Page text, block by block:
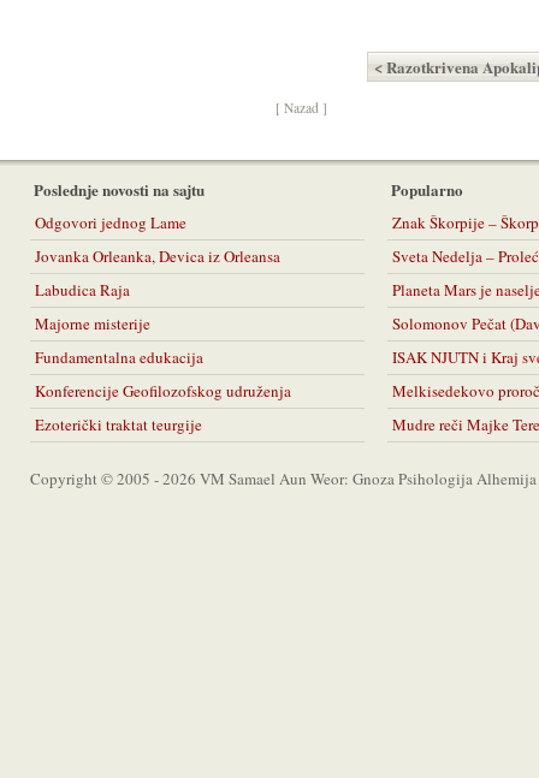
< Razotkrivena
[ Nazad ]
Poslednje novosti na sajtu
Odgovori jednog Lame
Jovanka Orleanka, Devica iz Orleansa
Labudica Raja
Majorne misterije
Fundamentalna edukacija
Konferencije Geofilozofskog udruženja
Ezoterički traktat teurgije
Popularno
Znak Škorpije –
Sveta Nedelja –
Planeta Mars je
Solomonov Pečat
ISAK NJUTN i Kraj
Melkisedekovo
Mudre reči Majke
Copyright © 2005 - 2026 VM Samael Aun Weor: Gnoza Psihologija